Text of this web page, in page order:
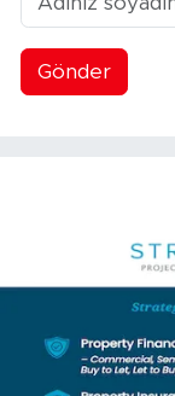
Gönder